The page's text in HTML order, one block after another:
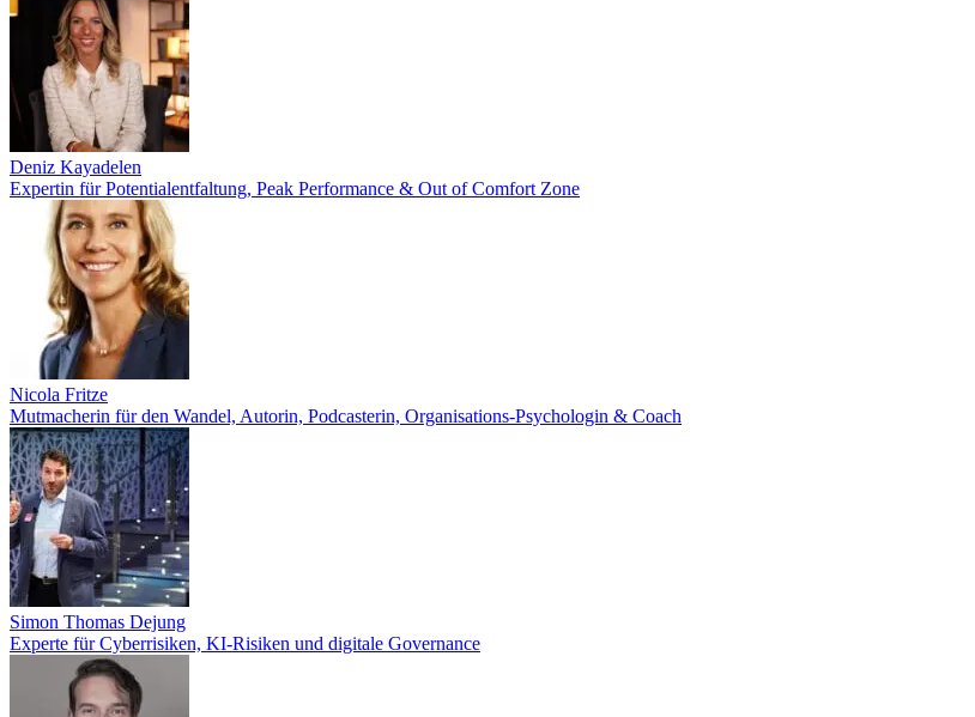
Deniz Kayadelen
Expertin für Potentialentfaltung, Peak Performance & Out of Comfort Zone
Nicola Fritze
Mutmacherin für den Wandel, Autorin, Podcasterin, Organisations-Psychologin & Coach
Simon Thomas Dejung
Experte für Cyberrisiken, KI-Risiken und digitale Governance